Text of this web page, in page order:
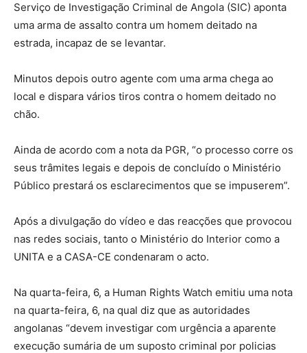
Serviço de Investigação Criminal de Angola (SIC) aponta
uma arma de assalto contra um homem deitado na
estrada, incapaz de se levantar.
Minutos depois outro agente com uma arma chega ao
local e dispara vários tiros contra o homem deitado no
chão.
Ainda de acordo com a nota da PGR, “o processo corre os
seus trâmites legais e depois de concluído o Ministério
Público prestará os esclarecimentos que se impuserem”.
Após a divulgação do vídeo e das reacções que provocou
nas redes sociais, tanto o Ministério do Interior como a
UNITA e a CASA-CE condenaram o acto.
Na quarta-feira, 6, a Human Rights Watch emitiu uma nota
na quarta-feira, 6, na qual diz que as autoridades
angolanas “devem investigar com urgência a aparente
execução sumária de um suposto criminal por policias